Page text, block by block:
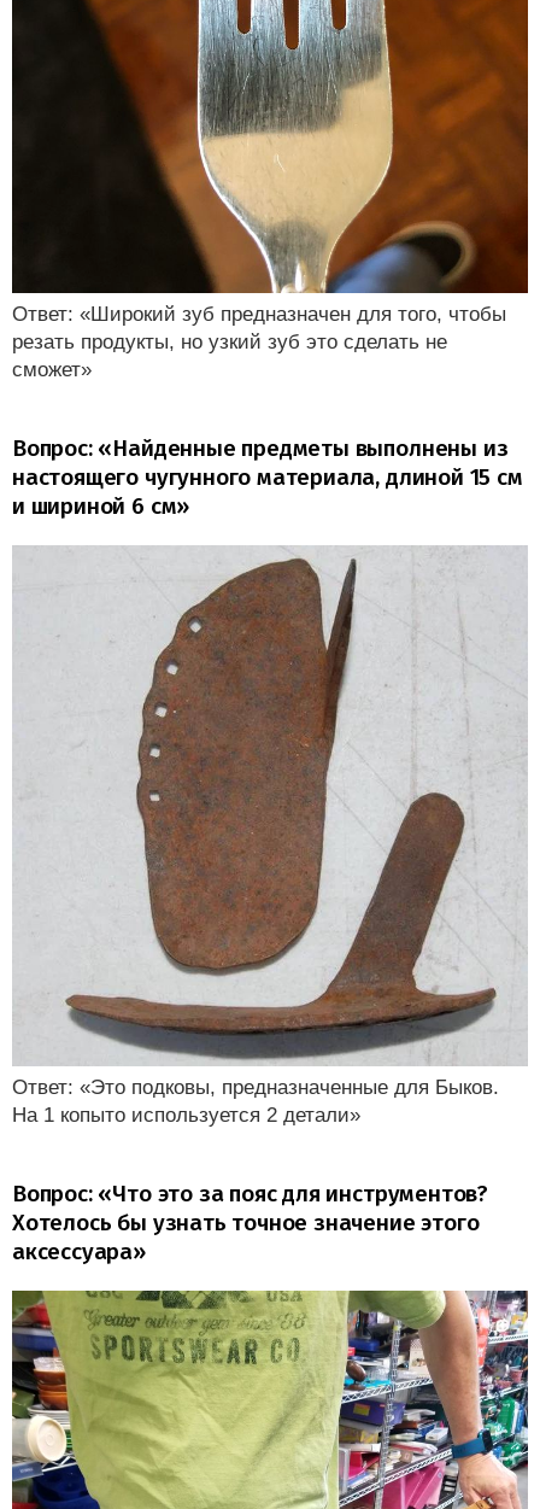
Ответ: «Широкий зуб предназначен для того, чтобы
резать продукты, но узкий зуб это сделать не
сможет»
Вопрос: «Найденные предметы выполнены из
настоящего чугунного материала, длиной 15 см
и шириной 6 см»
Ответ: «Это подковы, предназначенные для Быков.
На 1 копыто используется 2 детали»
Вопрос: «Что это за пояс для инструментов?
Хотелось бы узнать точное значение этого
аксессуара»